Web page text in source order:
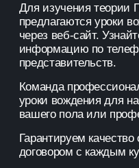
Для изучения теории
предлагаются уроки
через веб-сайт.
информацию по
представительств.
Команда
уроки вождения для
вашего пола или
Гарантируем
договором с каждым